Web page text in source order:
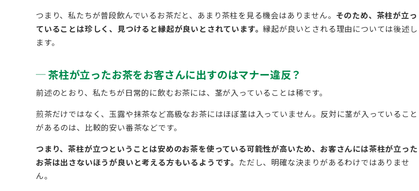
つまり、私たちが普段飲んでいるお茶だと、あまり茶柱を見る機会はありません。 そのため、茶柱が立っ
ていることは珍しく、見つけると縁起が良いとされています。縁起が良いとされる理由については後述し
ます。
茶柱が立ったお茶をお客さんに出すのはマナー違反？
前述のとおり、私たちが日常的に飲むお茶には、茎が入っていることは稀です。
煎茶だけではなく、玉露や抹茶など高級なお茶にはほぼ茎は入っていません。反対に茎が入っていること
があるのは、比較的安い番茶などです。
つまり、茶柱が立つということは安めのお茶を使っている可能性が高いため、お客さんには茶柱が立った
お茶は出さないほうが良いと考える方もいるようです。 ただし、明確な決まりがあるわけではありませ
ん。